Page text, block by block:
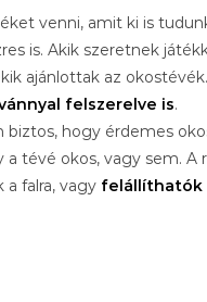
venni, amit ki is
is. Akik szeretnek
ajánlottak az
felszerelve is.
biztos, hogy érdemes
tévé okos, vagy sem. A
falra, vagy felállíthatók